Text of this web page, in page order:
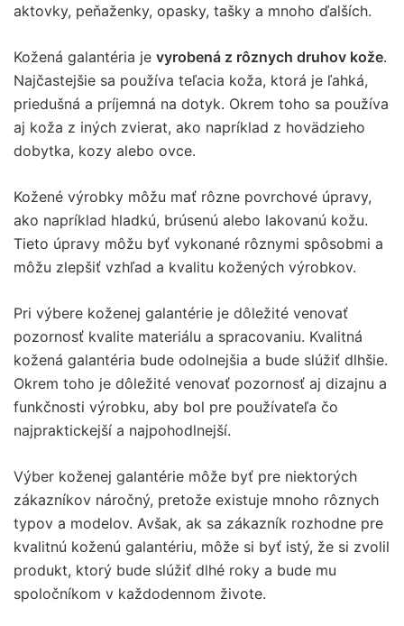
aktovky, peňaženky, opasky, tašky a mnoho ďalších.
Kožená galantéria je vyrobená z rôznych druhov kože.
Najčastejšie sa používa teľacia koža, ktorá je ľahká,
priedušná a príjemná na dotyk. Okrem toho sa používa
aj koža z iných zvierat, ako napríklad z hovädzieho
dobytka, kozy alebo ovce.
Kožené výrobky môžu mať rôzne povrchové úpravy,
ako napríklad hladkú, brúsenú alebo lakovanú kožu.
Tieto úpravy môžu byť vykonané rôznymi spôsobmi a
môžu zlepšiť vzhľad a kvalitu kožených výrobkov.
Pri výbere koženej galantérie je dôležité venovať
pozornosť kvalite materiálu a spracovaniu. Kvalitná
kožená galantéria bude odolnejšia a bude slúžiť dlhšie.
Okrem toho je dôležité venovať pozornosť aj dizajnu a
funkčnosti výrobku, aby bol pre používateľa čo
najpraktickejší a najpohodlnejší.
Výber koženej galantérie môže byť pre niektorých
zákazníkov náročný, pretože existuje mnoho rôznych
typov a modelov. Avšak, ak sa zákazník rozhodne pre
kvalitnú koženú galantériu, môže si byť istý, že si zvolil
produkt, ktorý bude slúžiť dlhé roky a bude mu
spoločníkom v každodennom živote.